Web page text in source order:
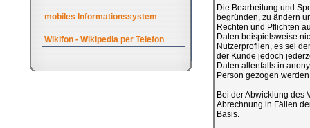
mobiles Informationssystem
Wikifon - Wikipedia per Telefon
Die Bearbeitung und
begründen, zu ändern
Rechten und Pflichten
Daten beispielsweise
Nutzerprofilen, es sei
der Kunde jedoch
Daten allenfalls in
Person gezogen
Bei der Abwicklung des
Abrechnung in Fällen
Basis.